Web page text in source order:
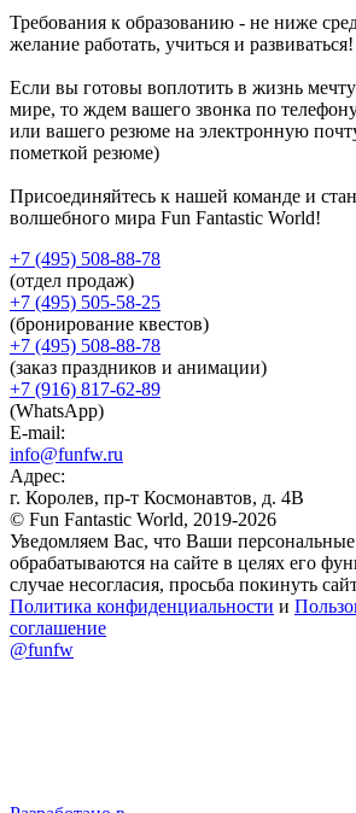
Требования к образованию - не ниже
желание работать, учиться и развиваться!
Если вы готовы воплотить в жизнь
мире, то ждем вашего звонка по
или вашего резюме на электронную
пометкой резюме)
Присоединяйтесь к нашей команде и
волшебного мира Fun Fantastic World!
+7 (495) 508-88-78
(отдел продаж)
+7 (495) 505-58-25
(бронирование квестов)
+7 (495) 508-88-78
(заказ праздников и анимации)
+7 (916) 817-62-89
(WhatsApp)
E-mail:
info@funfw.ru
Адрес:
г. Королев, пр-т Космонавтов, д. 4В
© Fun Fantastic World, 2019-2026
Уведомляем Вас, что Ваши
обрабатываются на сайте в целях его
случае несогласия, просьба покинуть
Политика конфиденциальности и
соглашение
@funfw